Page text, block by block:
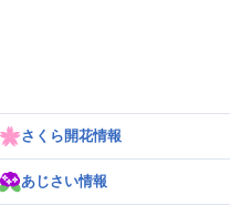
さくら開花情報
あじさい情報